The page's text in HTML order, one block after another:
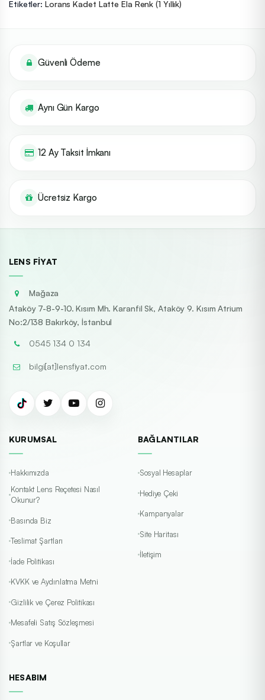
Etiketler: Lorans Kadet Latte Ela Renk (1 Yıllık)
Güvenli Ödeme
Aynı Gün Kargo
12 Ay Taksit İmkanı
Ücretsiz Kargo
LENS FIYAT
Mağaza
Ataköy 7-8-9-10. Kısım Mh. Karanfil Sk, Ataköy 9. Kısım Atrium
No:2/138 Bakırköy, İstanbul
0545 134 0 134
bilgi[at]lensfiyat.com
KURUMSAL
Hakkımızda
Kontakt Lens Reçetesi Nasıl
Okunur?
Basında Biz
Teslimat Şartları
İade Politikası
KVKK ve Aydınlatma Metni
Gizlilik ve Çerez Politikası
Mesafeli Satış Sözleşmesi
Şartlar ve Koşullar
BAĞLANTILAR
Sosyal Hesaplar
Hediye Çeki
Kampanyalar
Site Haritası
İletişim
HESABIM